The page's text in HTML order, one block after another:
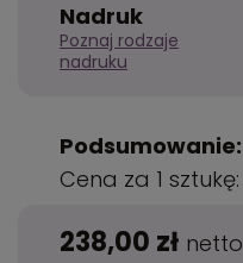
Nadruk
Poznaj rodzaje
nadruku
Podsumowanie:
Cena za 1 sztukę:
238,00 zł netto